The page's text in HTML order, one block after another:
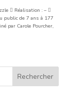
 Réalisation : – 
public de 7 ans à 177
par Carole Pourcher,
Rechercher